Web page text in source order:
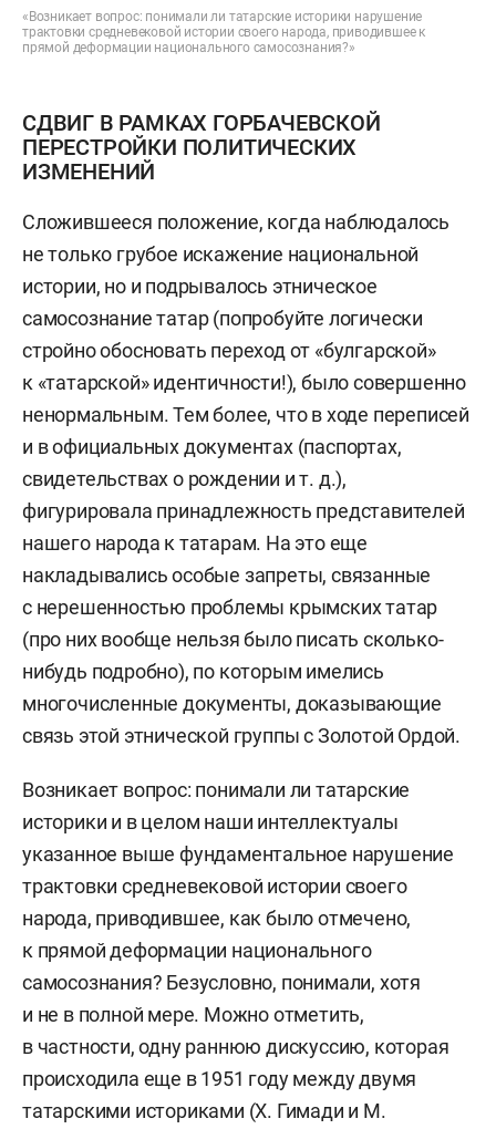
«Возникает вопрос: понимали ли татарские историки нарушение
трактовки средневековой истории своего народа, приводившее к
прямой деформации национального самосознания?»
СДВИГ В РАМКАХ ГОРБАЧЕВСКОЙ
ПЕРЕСТРОЙКИ ПОЛИТИЧЕСКИХ
ИЗМЕНЕНИЙ
Сложившееся положение, когда наблюдалось
не только грубое искажение национальной
истории, но и подрывалось этническое
самосознание татар (попробуйте логически
стройно обосновать переход от «булгарской»
к «татарской» идентичности!), было совершенно
ненормальным. Тем более, что в ходе переписей
и в официальных документах (паспортах,
свидетельствах о рождении и т. д.),
фигурировала принадлежность представителей
нашего народа к татарам. На это еще
накладывались особые запреты, связанные
с нерешенностью проблемы крымских татар
(про них вообще нельзя было писать сколько-
нибудь подробно), по которым имелись
многочисленные документы, доказывающие
связь этой этнической группы с Золотой Ордой.
Возникает вопрос: понимали ли татарские
историки и в целом наши интеллектуалы
указанное выше фундаментальное нарушение
трактовки средневековой истории своего
народа, приводившее, как было отмечено,
к прямой деформации национального
самосознания? Безусловно, понимали, хотя
и не в полной мере. Можно отметить,
в частности, одну раннюю дискуссию, которая
происходила еще в 1951 году между двумя
татарскими историками (Х. Гимади и М.